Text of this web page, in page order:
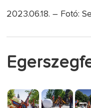
2023.06.18. – Fotó: